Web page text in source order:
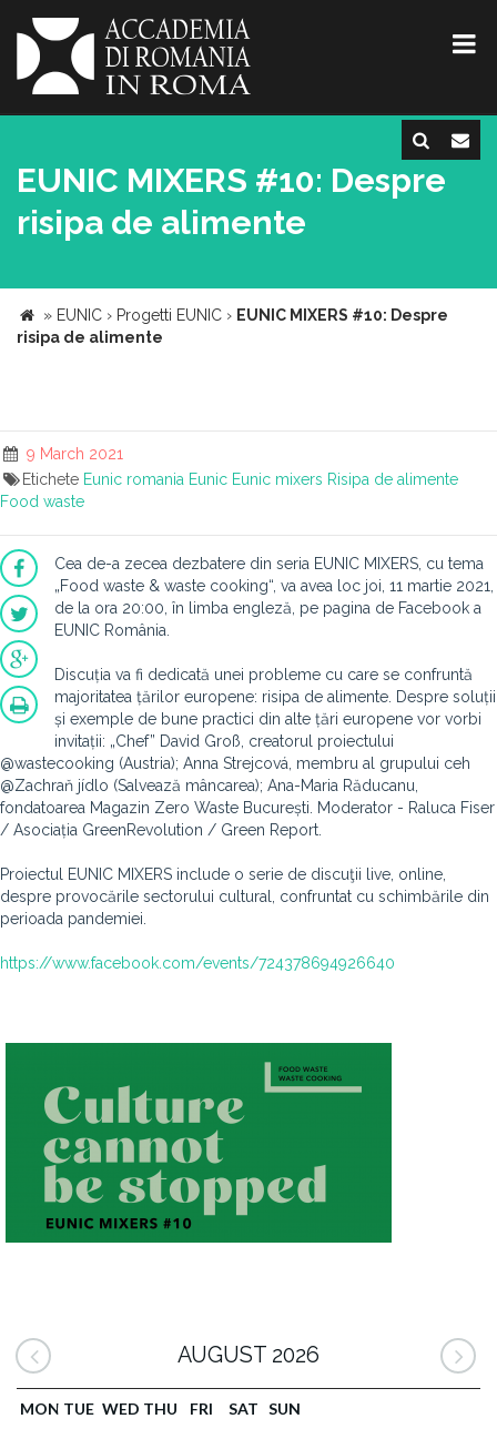
EUNIC MIXERS #10: Despre
risipa de alimente
» EUNIC › Progetti EUNIC › EUNIC MIXERS #10: Despre
risipa de alimente
9 March 2021
Etichete Eunic romania Eunic Eunic mixers Risipa de alimente
Food waste
Cea de-a zecea dezbatere din seria EUNIC MIXERS, cu tema
„Food waste & waste cooking“, va avea loc joi, 11 martie 2021,
de la ora 20:00, în limba engleză, pe pagina de Facebook a
EUNIC România.
Discuția va fi dedicată unei probleme cu care se confruntă
majoritatea țărilor europene: risipa de alimente. Despre soluții
și exemple de bune practici din alte țări europene vor vorbi
invitații: „Chef” David Groß, creatorul proiectului
@wastecooking (Austria); Anna Strejcová, membru al grupului ceh
@Zachraň jídlo (Salvează mâncarea); Ana-Maria Răducanu,
fondatoarea Magazin Zero Waste București. Moderator - Raluca Fiser
/ Asociația GreenRevolution / Green Report.
Proiectul EUNIC MIXERS include o serie de discuţii live, online,
despre provocările sectorului cultural, confruntat cu schimbările din
perioada pandemiei.
https://www.facebook.com/events/724378694926640
AUGUST 2026
MON TUE WED THU FRI SAT SUN